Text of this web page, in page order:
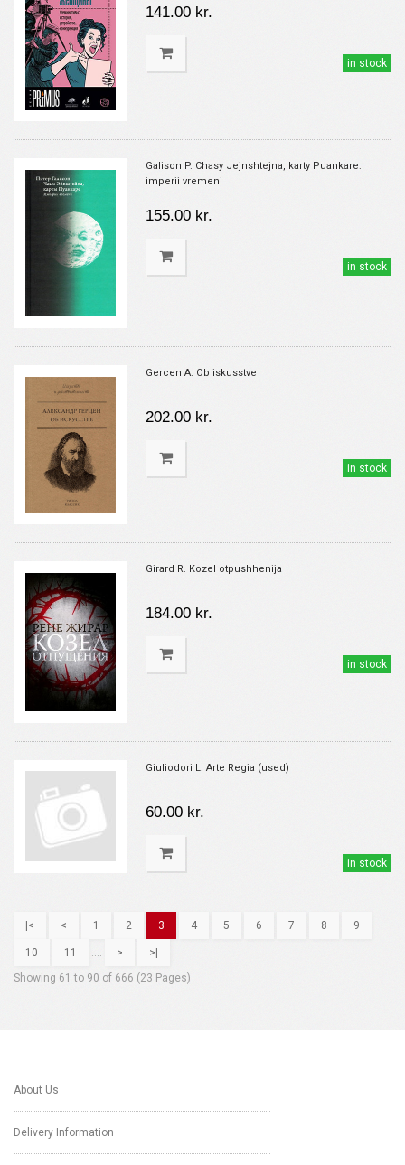
141.00 kr.
in stock
Galison P. Chasy Jejnshtejna, karty Puankare:
imperii vremeni
155.00 kr.
in stock
Gercen A. Ob iskusstve
202.00 kr.
in stock
Girard R. Kozel otpushhenija
184.00 kr.
in stock
Giuliodori L. Arte Regia (used)
60.00 kr.
in stock
|< < 1 2 3 4 5 6 7 8 9
10 11 >
>|
Showing 61 to 90 of 666 (23 Pages)
About Us
Delivery Information